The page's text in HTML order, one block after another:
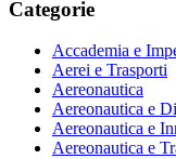
Categorie
Accademia e
Aerei e Trasporti
Aereonautica
Aereonautica e
Aereonautica e
Aereonautica e